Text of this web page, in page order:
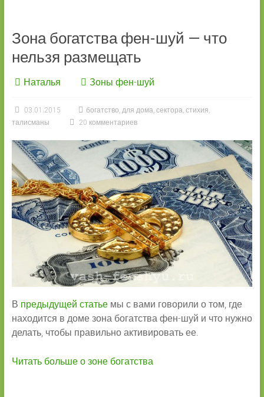
Зона богатства фен-шуй — что
нельзя размещать
Наталья Зоны фен-шуй
03.01.2015 богатство, для дома, сектора, стихия,
талисманы
20 комментариев
В предыдущей статьемы с вами говорили о том, где
находится в доме зона богатства фен-шуй и что нужно
делать, чтобы правильно активировать ее.
Читать больше о зоне богатства